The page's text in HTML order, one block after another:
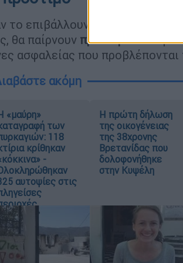
το επιβάλλουν οι συνθήκες, αν
θα παίρνουν πρόστιμο80 ευρώ.
ασφαλείας που προβλέπονται
ακόμη
«μαύρη»
των
118
κρίθηκαν
-
αυτοψίες στις
Η πρώτη δήλωση
της οικογένειας
της 38χρονης
Βρετανίδας που
δολοφονήθηκε
στην Κυψέλη